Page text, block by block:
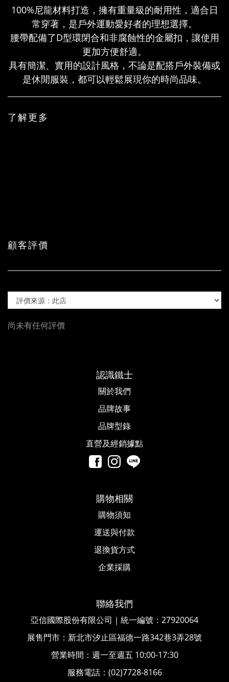
100%尼龍材料打造，擁有重量級的耐用性，適合日
常穿著，是戶外運動愛好者的理想選擇。
腰帶配備了D型環閉合和非腐蝕性的金屬扣，讓使用
更加方便舒適。
具有簡潔、實用的設計風格，不論是配搭戶外裝備或
是休閒服裝，都可以輕鬆展現你的時尚品味。
了解更多
顧客評價
尚未有任何評價
認識鐵士
關於我們
品牌故事​
品牌型錄
直營及經銷據點
購物相關
購物須知
運送與付款
退換貨方式
企業採購
聯絡我們
亞信國際股份有限公司｜統一編號 ： 27920064
展售門市：新北市汐止區福德一路342巷3弄28號
營業時間：週一至週五 10:00-17:30
服務電話：(02)7728-8166